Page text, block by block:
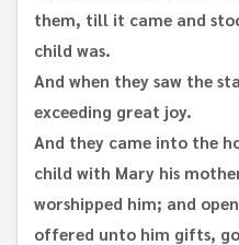
them, till it came and
child was.
And when they saw the
exceeding great joy.
And they came into the
child with Mary his
worshipped him; and
offered unto him gifts,